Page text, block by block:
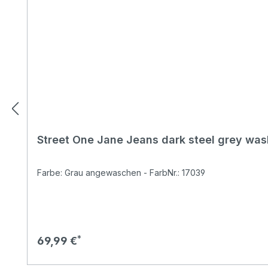
Street One Jane Jeans dark steel grey
Farbe: Grau angewaschen - FarbNr.: 17039
Regulärer Preis:
69,99 €